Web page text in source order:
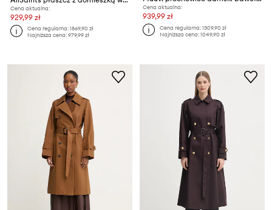
Cena aktualna:
929,99 zł
Cena regularna:1869,90 zł
Najniższa cena:979,99 zł
Cena aktualna:
939,99 zł
Cena regularna:1309,90 zł
Najniższa cena:1049,90 zł